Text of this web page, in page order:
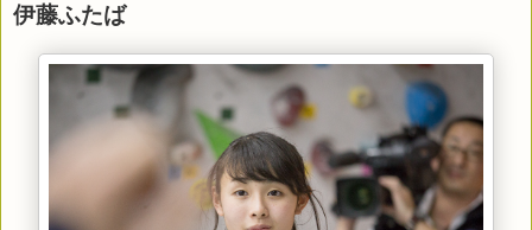
伊藤ふたば